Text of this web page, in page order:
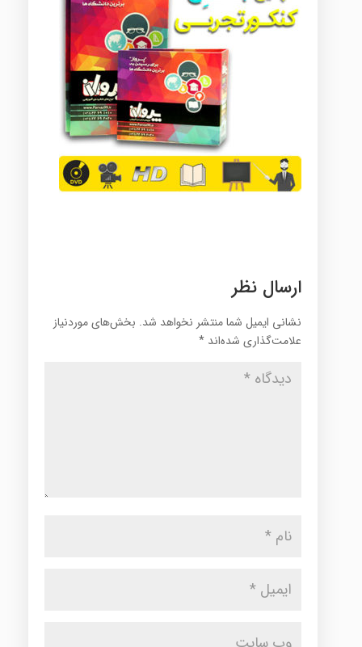
ارسال نظر
نشانی ایمیل شما منتشر نخواهد شد. بخش‌های موردنیاز
علامت‌گذاری شده‌اند *